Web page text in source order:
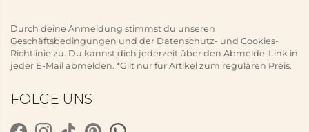
Durch deine Anmeldung stimmst du unseren
Geschäftsbedingungen und der Datenschutz- und Cookies-
Richtlinie zu. Du kannst dich jederzeit über den Abmelde-Link in
jeder E-Mail abmelden. *Gilt nur für Artikel zum regulären Preis.
FOLGE UNS